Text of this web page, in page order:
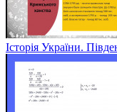
Історія України.